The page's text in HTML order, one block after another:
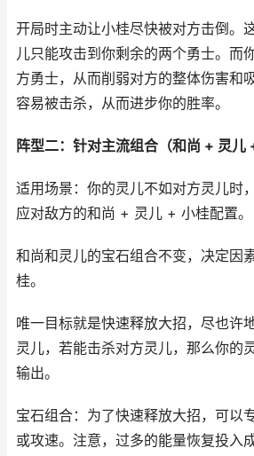
开局时主动让小桂尽快被对方击倒。
儿只能攻击到你剩余的两个勇士。而
方勇士，从而削弱对方的整体伤害和
容易被击杀，从而进步你的胜率。
阵型二：针对主流组合（和尚 + 灵儿
适用场景：你的灵儿不如对方灵儿时
应对敌方的和尚 + 灵儿 + 小桂配置。
和尚和灵儿的宝石组合不变，决定因
桂。
唯一目标就是快速释放大招，尽也许
灵儿，若能击杀对方灵儿，那么你的
输出。
宝石组合：为了快速释放大招，可以
或攻速。注意，过多的能量恢复投入